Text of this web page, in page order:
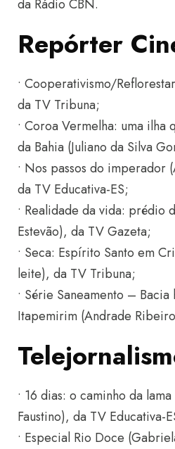
da Rádio CBN.
Repórter
• Cooperativismo/
da TV Tribuna;
• Coroa Vermelha: uma ilha
da Bahia (Juliano da Silva
• Nos passos do imperador
da TV Educativa-ES;
• Realidade da vida: prédio
Estevão), da TV Gazeta;
• Seca: Espírito Santo em
leite), da TV Tribuna;
• Série Saneamento –
Itapemirim (Andrade
• 16 dias: o caminho da
Faustino), da TV Educativa-
• Especial Rio Doce